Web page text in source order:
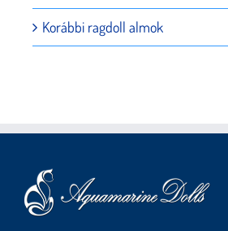
Korábbi ragdoll almok